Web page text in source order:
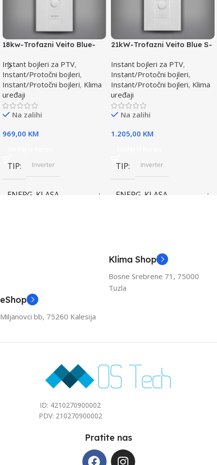
18kw-Trofazni Veito Blue-
Instant bojleri za PTV,
Instant/Protočni bojleri,
Instant/Protočni bojleri, Klima
uređaji
Na zalihi
969,00 KM
TIP Inverter
ENERG. KLASA
ZA PROSTOR DO (M2)
40
21kW-Trofazni Veito Blue S-
Instant bojleri za PTV,
Instant/Protočni bojleri,
Instant/Protočni bojleri, Klima
uređaji
Na zalihi
1.205,00 KM
TIP Inverter
ENERG. KLASA
KAPACITET HLAĐENJA
3.6
40
Klima Shop
Bosne Srebrene 71, 75000
Tuzla
eShop
Miljanovci bb, 75260 Kalesija
ID: 4210270900002
PDV: 210270900002
Pratite nas